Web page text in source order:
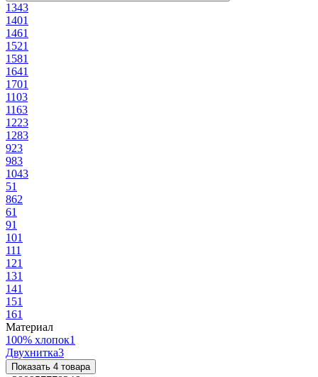
1343
1401
1461
1521
1581
1641
1701
1103
1163
1223
1283
923
983
1043
51
862
61
91
101
111
121
131
141
151
161
Материал
100% хлопок1
Двухнитка3
Показать 4 товара